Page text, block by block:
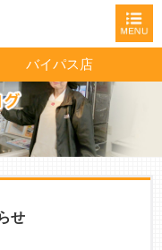
バイパス店
せ